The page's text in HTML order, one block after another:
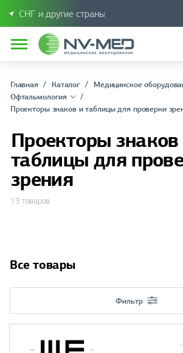
СНГ и другие страны
Главная Каталог
Медицинское
Офтальмология
Проекторы знаков и таблицы для проверки
Проекторы знаков
таблицы для
зрения
13 товаров
Все товары
Фильтр